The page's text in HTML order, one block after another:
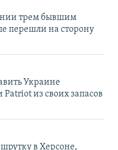
трем бывшим
перешли на сторону
Украине
из своих запасов
в Херсоне,